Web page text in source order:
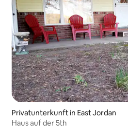
Privatunterkunft in East Jordan
Haus auf der 5th